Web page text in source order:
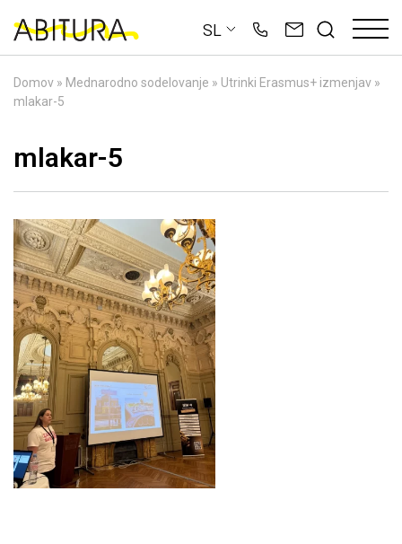
content
SL
Domov » Mednarodno sodelovanje » Utrinki Erasmus+ izmenjav »
mlakar-5
mlakar-5